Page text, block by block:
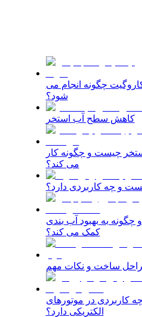
چگونه انجام می
شود؟
کاهش سطح آب استخر
چیست و چگونه کار
می کند؟
و چه کاربردی دارد؟
به بهبود آب بندی
کمک می کند؟
ساخت و نکات مهم
کاربردی در موتورهای
الکتریکی دارد؟